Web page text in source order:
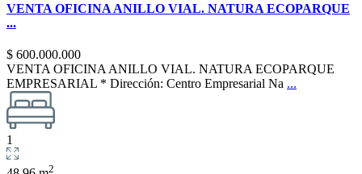
VENTA OFICINA ANILLO VIAL. NATURA ECOPARQUE
...
$ 600.000.000
VENTA OFICINA ANILLO VIAL. NATURA ECOPARQUE
EMPRESARIAL * Dirección: Centro Empresarial Na ...
1
2